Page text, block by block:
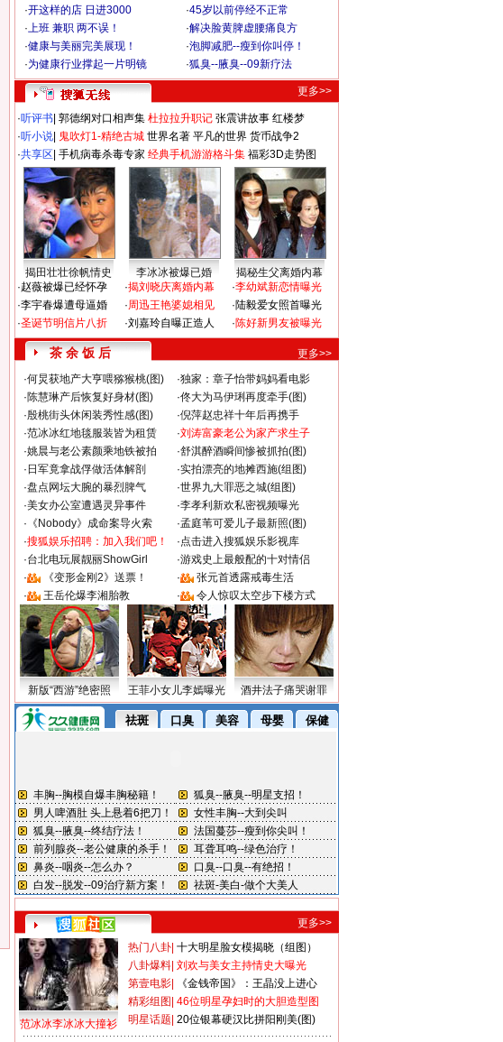
·开这样的店 日进3000 ·45岁以前停经不正常
·上班 兼职 两不误！ ·解决脸黄脾虚腰痛良方
·健康与美丽完美展现！ ·泡脚减肥--瘦到你叫停！
·为健康行业撑起一片明镜 ·狐臭--腋臭--09新疗法
更多>>
·听评书 郭德纲对口相声集 杜拉拉升职记 张震讲故事 红楼梦
·听小说 鬼吹灯1-精绝古城 世界名著 平凡的世界 货币战争2
·共享区 手机病毒杀毒专家 经典手机游游格斗集 福彩3D走势图
揭田壮壮徐帆情史 李冰冰被爆已婚
揭秘生父离婚内幕
·赵薇被爆已经怀孕
·李宇春爆遭母逼婚
·圣诞节明信片八折
·揭刘晓庆离婚内幕
·周迅王艳婆媳相见
·刘嘉玲自曝正造人
·李幼斌新恋情曝光
·陆毅爱女照首曝光
·陈好新男友被曝光
茶 余 饭 后
更多>>
·何炅获地产大亨喂猕猴桃(图) ·独家：章子怡带妈妈看电影
·陈慧琳产后恢复好身材(图) ·佟大为马伊琍再度牵手(图)
·殷桃街头休闲装秀性感(图) ·倪萍赵忠祥十年后再携手
·范冰冰红地毯服装皆为租赁 ·刘涛富豪老公为家产求生子
·姚晨与老公素颜乘地铁被拍 ·舒淇醉酒瞬间惨被抓拍(图)
· 日军竟拿战俘做活体解剖 ·实拍漂亮的地摊西施(组图)
·盘点网坛大腕的暴烈脾气 ·世界九大罪恶之城(组图)
·美女办公室遭遇灵异事件 ·李孝利新欢私密视频曝光
· 《Nobody》成命案导火索 ·孟庭苇可爱儿子最新照(图)
·搜狐娱乐招聘：加入我们吧！ ·点击进入搜狐娱乐影视库
·台北电玩展靓丽ShowGirl ·游戏史上最般配的十对情侣
·
《变形金刚2》送票！ ·
张元首透露戒毒生活
·
王岳伦爆李湘胎教 · 令人惊叹太空步下楼方式
新版“西游”绝密照 王菲小女儿李嫣曝光 酒井法子痛哭谢罪
更多>>
范冰冰李冰冰大撞衫
热门八卦 十大明星脸女模揭晓（组图）
八卦爆料 刘欢与美女主持情史大曝光
第壹电影
《金钱帝国》：王晶没上进心
精彩组图 46位明星孕妇时的大胆造型图
明星话题 20位银幕硬汉比拼阳刚美(图)